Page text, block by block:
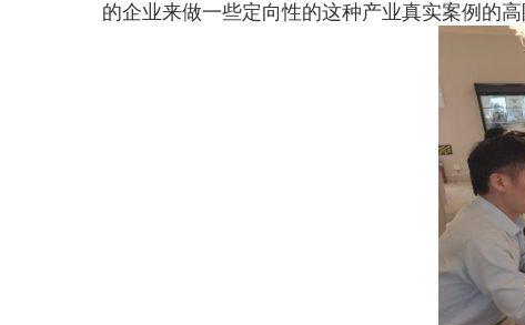
的企业来做一些定向性的这种产业真实案例的